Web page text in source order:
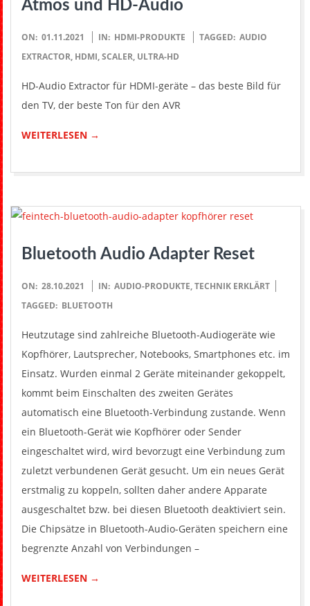
Atmos und HD-Audio
2021-
11-
ON: 01.11.2021 IN: HDMI-PRODUKTE TAGGED: AUDIO
EXTRACTOR, HDMI,SCALER, ULTRA-HD
HD-Audio Extractor für HDMI-geräte – das beste Bild für
den TV, der beste Ton für den AVR
WEITERLESEN →
Bluetooth Audio Adapter Reset
2021-
10-
ON: 28.10.2021 IN: AUDIO-PRODUKTE,TECHNIK ERKLÄRT
TAGGED: BLUETOOTH
Heutzutage sind zahlreiche Bluetooth-Audiogeräte wie
Kopfhörer, Lautsprecher, Notebooks, Smartphones etc. im
Einsatz. Wurden einmal 2 Geräte miteinander gekoppelt,
kommt beim Einschalten des zweiten Gerätes
automatisch eine Bluetooth-Verbindung zustande. Wenn
ein Bluetooth-Gerät wie Kopfhörer oder Sender
eingeschaltet wird, wird bevorzugt eine Verbindung zum
zuletzt verbundenen Gerät gesucht. Um ein neues Gerät
erstmalig zu koppeln, sollten daher andere Apparate
ausgeschaltet bzw. bei diesen Bluetooth deaktiviert sein.
Die Chipsätze in Bluetooth-Audio-Geräten speichern eine
begrenzte Anzahl von Verbindungen –
WEITERLESEN →